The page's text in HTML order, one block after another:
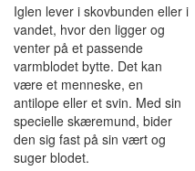
Iglen lever i skovbunden eller i
vandet, hvor den ligger og
venter på et passende
varmblodet bytte. Det kan
være et menneske, en
antilope eller et svin. Med sin
specielle skæremund, bider
den sig fast på sin vært og
suger blodet.